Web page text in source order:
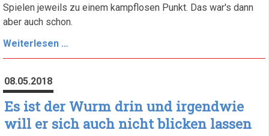
Spielen jeweils zu einem kampflosen Punkt. Das war's dann
aber auch schon.
Weiterlesen …
auf
Sieg
weiterhin
gewahrt...
08.05.2018
Es ist der Wurm drin und irgendwie
will er sich auch nicht blicken lassen